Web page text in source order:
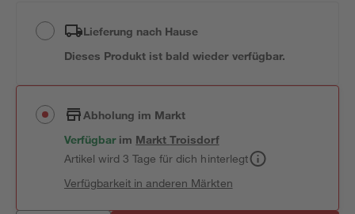
Lieferung nach Hause
Dieses Produkt ist bald wieder verfügbar.
Abholung im Markt
Verfügbar im MarktTroisdorf
Artikel wird 3 Tage für dich hinterlegt
Verfügbarkeit in anderen Märkten